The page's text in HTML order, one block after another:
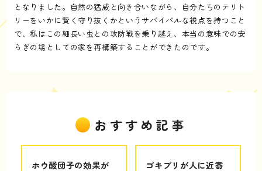
となりました。自然の猛威と向き合いながら、自分たちのテリト
リーをいかに賢く守り抜くかというサバイバルな視点を持つこと
で、私はこの細長い虫との攻防戦を乗り越え、本当の意味での安
らぎの場としての家を再構築することができたのです。
おすすめ記事
ホウ酸団子の効果が
ゴキブリが人に近寄